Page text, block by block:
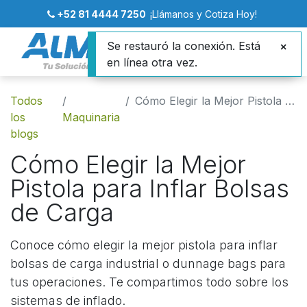
+52 81 4444 7250 ¡Llámanos y Cotiza Hoy!
Todos
los
blogs
Maquinaria
Cómo Elegir la Mejor Pistola para Inflar Bolsas de Carga
Cómo Elegir la Mejor
Pistola para Inflar Bolsas
de Carga
Conoce cómo elegir la mejor pistola para inflar
bolsas de carga industrial o dunnage bags para
tus operaciones. Te compartimos todo sobre los
sistemas de inflado.
Se restauró la conexión. Está
en línea otra vez.